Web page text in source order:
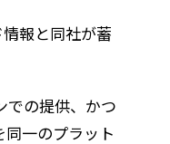
報と同社が蓄
での提供、かつ
一のプラット